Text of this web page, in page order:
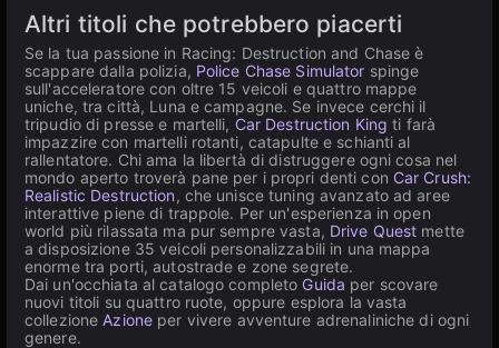
Altri titoli che potrebbero piacerti
Se la tua passione in Racing: Destruction and Chase è
scappare dalla polizia, Police Chase Simulator spinge
sull'acceleratore con oltre 15 veicoli e quattro mappe
uniche, tra città, Luna e campagne. Se invece cerchi il
tripudio di presse e martelli, Car Destruction King ti farà
impazzire con martelli rotanti, catapulte e schianti al
rallentatore. Chi ama la libertà di distruggere ogni cosa nel
mondo aperto troverà pane per i propri denti con Car Crush:
Realistic Destruction, che unisce tuning avanzato ad aree
interattive piene di trappole. Per un'esperienza in open
world più rilassata ma pur sempre vasta, Drive Quest mette
a disposizione 35 veicoli personalizzabili in una mappa
enorme tra porti, autostrade e zone segrete.
Dai un'occhiata al catalogo completo Guida per scovare
nuovi titoli su quattro ruote, oppure esplora la vasta
collezioneAzione per vivere avventure adrenaliniche di ogni
genere.